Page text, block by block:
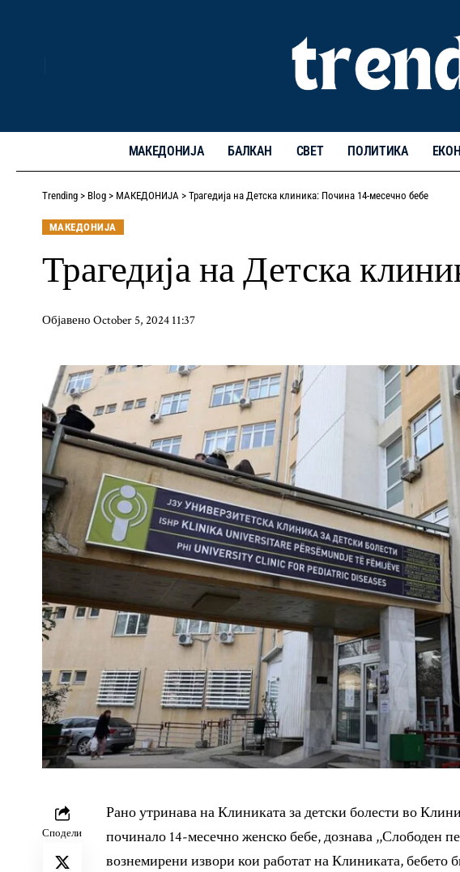
МАКЕДОНИЈА БАЛКАН СВЕТ ПОЛИТИКА
Trending > Blog > МАКЕДОНИЈА > Трагедија на Детска клиника: Почина 14-месечно бебе
МАКЕДОНИЈА
Трагедија на Детска
Објавено October 5, 2024 11:37
Сподели
Рано утринава на Клиниката за детски болести во
починало 14-месечно женско бебе, дознава ,,Слободен
вознемирени извори кои работат на Клиниката, бебето